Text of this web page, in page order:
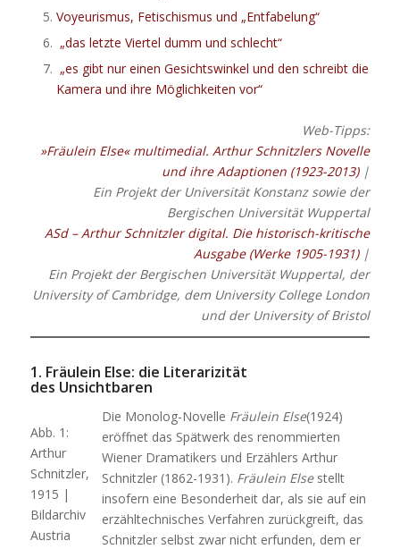
Voyeurismus, Fetischismus und „Entfabelung“
„das letzte Viertel dumm und schlecht“
„es gibt nur einen Gesichtswinkel und den schreibt die
Kamera und ihre Möglichkeiten vor“
Web-Tipps:
»Fräulein Else« multimedial. Arthur Schnitzlers Novelle
und ihre Adaptionen (1923-2013)|
Ein Projekt der Universität Konstanz sowie der
Bergischen Universität Wuppertal
ASd – Arthur Schnitzler digital. Die historisch-kritische
Ausgabe (Werke 1905-1931)|
Ein Projekt der Bergischen Universität Wuppertal, der
University of Cambridge, dem University College London
und der University of Bristol
1. Fräulein Else: die Literarizität
des Unsichtbaren
Abb. 1:
Arthur
Schnitzler,
1915 |
Bildarchiv
Austria
Die Monolog-Novelle Fräulein Else(1924)
eröffnet das Spätwerk des renommierten
Wiener Dramatikers und Erzählers Arthur
Schnitzler (1862-1931). Fräulein Elsestellt
insofern eine Besonderheit dar, als sie auf ein
erzähltechnisches Verfahren zurückgreift, das
Schnitzler selbst zwar nicht erfunden, dem er